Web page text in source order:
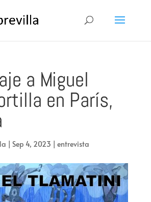
a Miguel
en París,
| Sep 4, 2023 | entrevista